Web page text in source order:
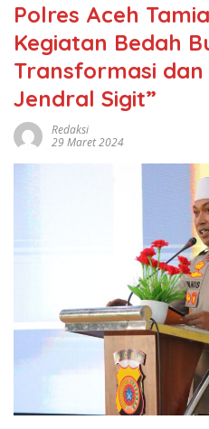
Polres Aceh
Kegiatan Bedah
Transformasi
Jendral Sigit”
Redaksi
29 Maret 2024